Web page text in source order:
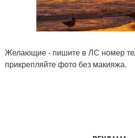
Желающие - пишите в ЛС номер
прикрепляйте фото без макияжа.